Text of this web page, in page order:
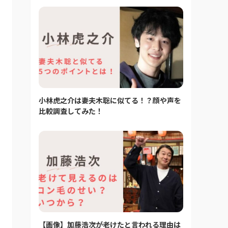
小林虎之介は妻夫木聡に似てる！？顔や声を
比較調査してみた！
【画像】加藤浩次が老けたと言われる理由は